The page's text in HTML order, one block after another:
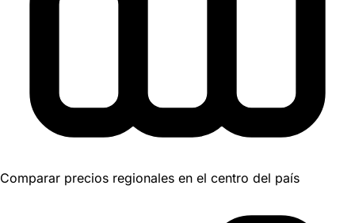
Comparar precios regionales en el centro del país